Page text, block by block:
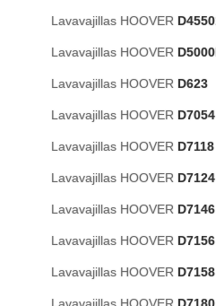
Lavavajillas HOOVER
Lavavajillas HOOVER
Lavavajillas HOOVER D623
Lavavajillas HOOVER
Lavavajillas HOOVER D7118
Lavavajillas HOOVER
Lavavajillas HOOVER D7146
Lavavajillas HOOVER D7156
Lavavajillas HOOVER D7158